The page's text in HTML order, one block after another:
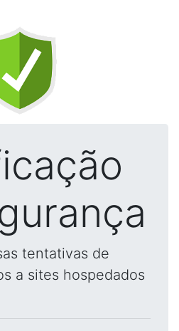
tentativas de
a sites hospedados